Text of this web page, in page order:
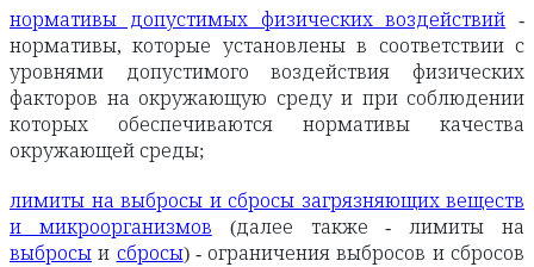
нормативы допустимых физических воздействий -
нормативы, которые установлены в соответствии с
уровнями допустимого воздействия физических
факторов на окружающую среду и при соблюдении
которых обеспечиваются нормативы качества
окружающей среды;
лимиты на выбросы и сбросы загрязняющих веществ
и микроорганизмов (далее также - лимиты на
выбросы и сбросы) - ограничения выбросов и сбросов